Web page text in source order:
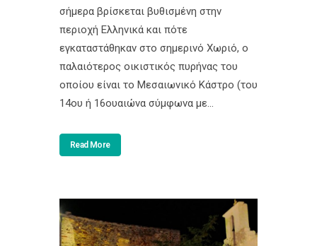
σήμερα βρίσκεται βυθισμένη στην
περιοχή Ελληνικά και πότε
εγκαταστάθηκαν στο σημερινό Χωριό, ο
παλαιότερος οικιστικός πυρήνας του
οποίου είναι το Μεσαιωνικό Κάστρο (του
14ου ή 16ουαιώνα σύμφωνα με...
Read More